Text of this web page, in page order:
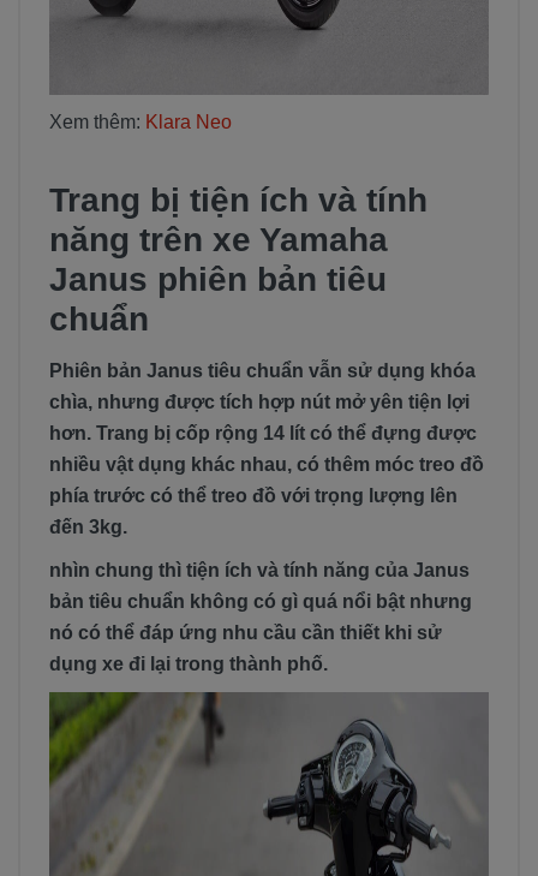
Xem thêm: Klara Neo
Trang bị tiện ích và tính
năng trên xe Yamaha
Janus phiên bản tiêu
chuẩn
Phiên bản Janus tiêu chuẩn vẫn sử dụng khóa
chìa, nhưng được tích hợp nút mở yên tiện lợi
hơn. Trang bị cốp rộng 14 lít có thể đựng được
nhiều vật dụng khác nhau, có thêm móc treo đồ
phía trước có thể treo đồ với trọng lượng lên
đến 3kg.
nhìn chung thì tiện ích và tính năng của Janus
bản tiêu chuẩn không có gì quá nổi bật nhưng
nó có thể đáp ứng nhu cầu cần thiết khi sử
dụng xe đi lại trong thành phố.